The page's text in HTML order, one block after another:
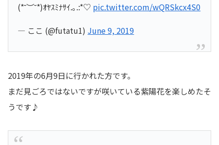
(*˘︶˘*)ｵﾔｽﾐﾅｻｲ.｡.:*♡ pic.twitter.com/wQRSkcx4S0
— ここ (@futatu1) June 9, 2019
2019年の6月9日に行かれた方です。
まだ見ごろではないですが咲いている紫陽花を楽しめたそ
うです♪